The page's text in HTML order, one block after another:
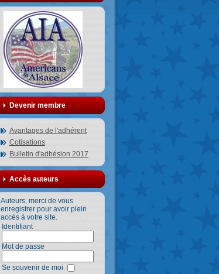
Devenir membre
Avantages de l'adhérent
Cotisations
Bulletin d'adhésion 2017
Accès auteurs
Auteurs, merci de vous
enregistrer pour avoir plein
accès à votre site.
Identifiant
Mot de passe
Se souvenir de moi